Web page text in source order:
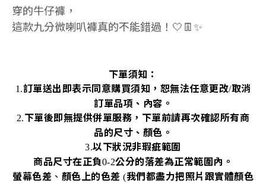
穿的牛仔褲，
這款九分微喇叭褲真的不能錯過！🤍👖✨
下單須知：
1.訂單送出即表示同意購買須知，恕無法任意更改/取消
訂單品項、內容。
2.下單後即無提供併單服務，下單前請再次確認所有商
品的尺寸、顏色。
3.以下狀況非瑕疵範圍
商品尺寸在正負0-2公分的落差為正常範圍內。
螢幕色差 、 顏色上的色差 (我們都盡力把照片跟實體顏色